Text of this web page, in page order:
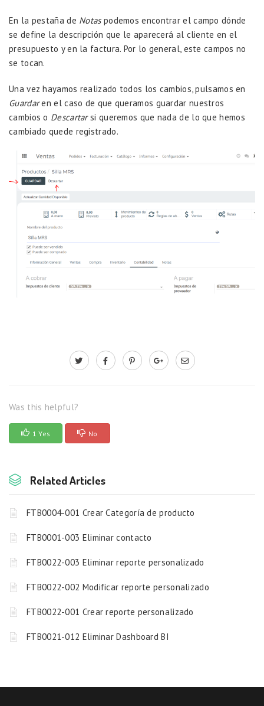
En la pestaña de Notaspodemos encontrar el campo dónde
se define la descripción que le aparecerá al cliente en el
presupuesto y en la factura. Por lo general, este campos no
se tocan.
Una vez hayamos realizado todos los cambios, pulsamos en
Guardaren el caso de que queramos guardar nuestros
cambios o Descartarsi queremos que nada de lo que hemos
cambiado quede registrado.
Was this helpful?
1 Yes No
Related Articles
FTB0004-001 Crear Categoría de producto
FTB0001-003 Eliminar contacto
FTB0022-003 Eliminar reporte personalizado
FTB0022-002 Modificar reporte personalizado
FTB0022-001 Crear reporte personalizado
FTB0021-012 Eliminar Dashboard BI